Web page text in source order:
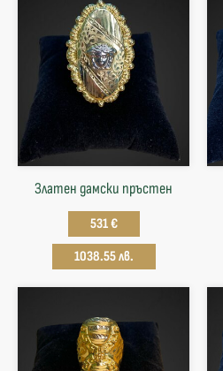
Златен дамски пръстен
531 €
1038.55 лв.